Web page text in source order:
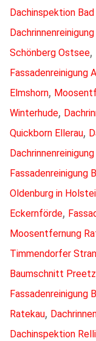
Dachinspektion
Schönberg Ostsee,
Fassadenreinigung
Elmshorn,
Winterhude,
Quickborn Ellerau,
Fassadenreinigung
Oldenburg in
Eckernförde,
Moosentfernung
Timmendorfer
Baumschnitt Preetz
Fassadenreinigung
Ratekau,
Dachinspektion